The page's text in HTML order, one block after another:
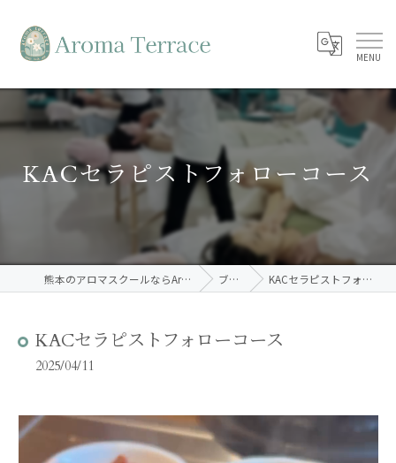
KACセラピストフォローコース
熊本のアロマスクールならAroma Terrace ブログ KACセラピストフォローコース
KACセラピストフォローコース
2025/04/11